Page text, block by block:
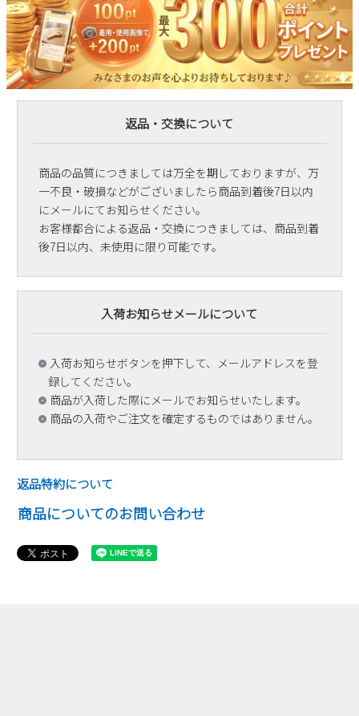
返品・交換について
商品の品質につきましては万全を期しておりますが、万
一不良・破損などがございましたら商品到着後7日以内
にメールにてお知らせください。
お客様都合による返品・交換につきましては、商品到着
後7日以内、未使用に限り可能です。
入荷お知らせメールについて
入荷お知らせボタンを押下して、メールアドレスを登
録してください。
商品が入荷した際にメールでお知らせいたします。
商品の入荷やご注文を確定するものではありません。
返品特約について
商品についてのお問い合わせ